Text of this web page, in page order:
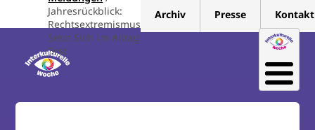
Jahresrückblick:
Rechtsextremismus
Setzt Sich Im Alltag
Fest
Archiv Presse Kontakt